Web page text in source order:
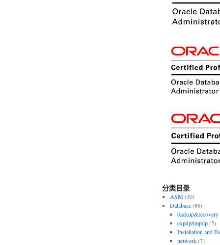
分类目录
ASM(30)
Database(86)
backup&recovery
expdp/impdp(5)
Installation and
network(7)